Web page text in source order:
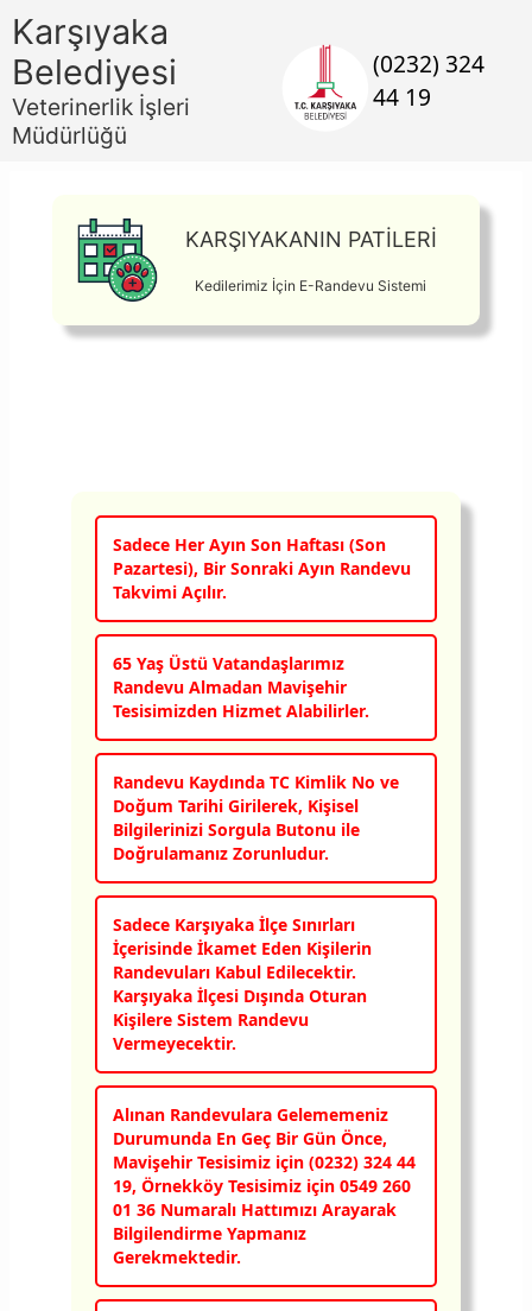
Skip to Main Content
Karşıyaka
Belediyesi
Veterinerlik İşleri
Müdürlüğü
(0232) 324
44 19
KARŞIYAKANIN PATİLERİ
Kedilerimiz İçin E-Randevu Sistemi
Sadece Her Ayın Son Haftası (Son
Pazartesi), Bir Sonraki Ayın Randevu
Takvimi Açılır.
65 Yaş Üstü Vatandaşlarımız
Randevu Almadan Mavişehir
Tesisimizden Hizmet Alabilirler.
Randevu Kaydında TC Kimlik No ve
Doğum Tarihi Girilerek, Kişisel
Bilgilerinizi Sorgula Butonu ile
Doğrulamanız Zorunludur.
Sadece Karşıyaka İlçe Sınırları
İçerisinde İkamet Eden Kişilerin
Randevuları Kabul Edilecektir.
Karşıyaka İlçesi Dışında Oturan
Kişilere Sistem Randevu
Vermeyecektir.
Alınan Randevulara Gelememeniz
Durumunda En Geç Bir Gün Önce,
Mavişehir Tesisimiz için (0232) 324 44
19, Örnekköy Tesisimiz için 0549 260
01 36 Numaralı Hattımızı Arayarak
Bilgilendirme Yapmanız
Gerekmektedir.